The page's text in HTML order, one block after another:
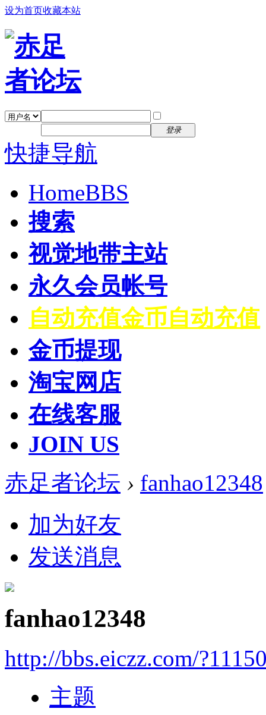
设为首页收藏本站
登录
快捷导航
HomeBBS
搜索
视觉地带主站
永久会员帐号
自动充值金币自动充值
金币提现
淘宝网店
在线客服
JOIN US
赤足者论坛 › fanhao12348
加为好友
发送消息
fanhao12348
http://bbs.eiczz.com/
主题